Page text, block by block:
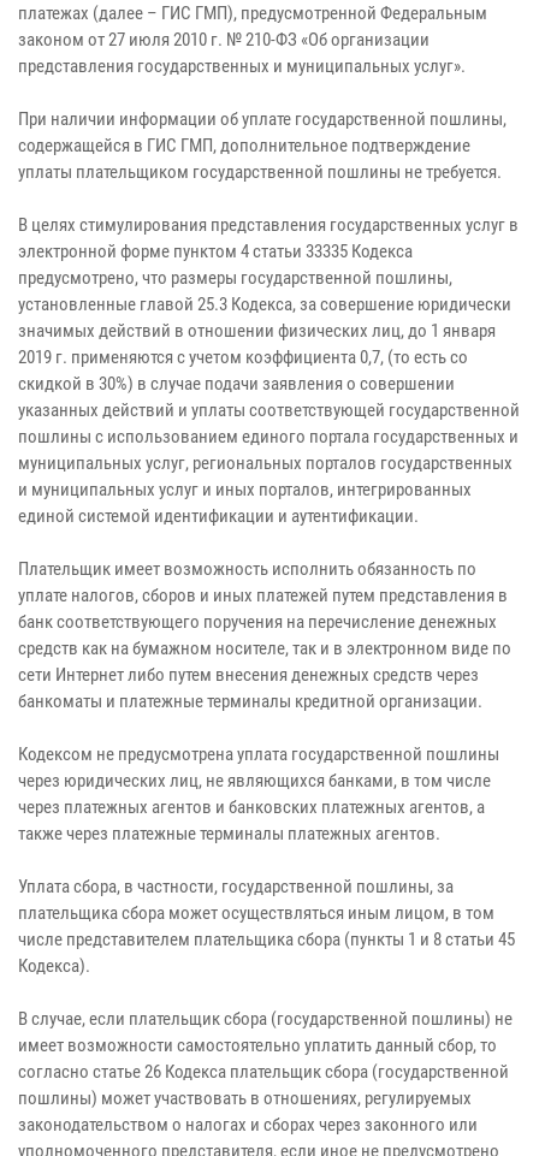
платежах (далее – ГИС ГМП), предусмотренной Федеральным
законом от 27 июля 2010 г. № 210-ФЗ «Об организации
представления государственных и муниципальных услуг».
При наличии информации об уплате государственной пошлины,
содержащейся в ГИС ГМП, дополнительное подтверждение
уплаты плательщиком государственной пошлины не требуется.
В целях стимулирования представления государственных услуг в
электронной форме пунктом 4 статьи 33335 Кодекса
предусмотрено, что размеры государственной пошлины,
установленные главой 25.3 Кодекса, за совершение юридически
значимых действий в отношении физических лиц, до 1 января
2019 г. применяются с учетом коэффициента 0,7, (то есть со
скидкой в 30%) в случае подачи заявления о совершении
указанных действий и уплаты соответствующей государственной
пошлины с использованием единого портала государственных и
муниципальных услуг, региональных порталов государственных
и муниципальных услуг и иных порталов, интегрированных
единой системой идентификации и аутентификации.
Плательщик имеет возможность исполнить обязанность по
уплате налогов, сборов и иных платежей путем представления в
банк соответствующего поручения на перечисление денежных
средств как на бумажном носителе, так и в электронном виде по
сети Интернет либо путем внесения денежных средств через
банкоматы и платежные терминалы кредитной организации.
Кодексом не предусмотрена уплата государственной пошлины
через юридических лиц, не являющихся банками, в том числе
через платежных агентов и банковских платежных агентов, а
также через платежные терминалы платежных агентов.
Уплата сбора, в частности, государственной пошлины, за
плательщика сбора может осуществляться иным лицом, в том
числе представителем плательщика сбора (пункты 1 и 8 статьи 45
Кодекса).
В случае, если плательщик сбора (государственной пошлины) не
имеет возможности самостоятельно уплатить данный сбор, то
согласно статье 26 Кодекса плательщик сбора (государственной
пошлины) может участвовать в отношениях, регулируемых
законодательством о налогах и сборах через законного или
уполномоченного представителя, если иное не предусмотрено